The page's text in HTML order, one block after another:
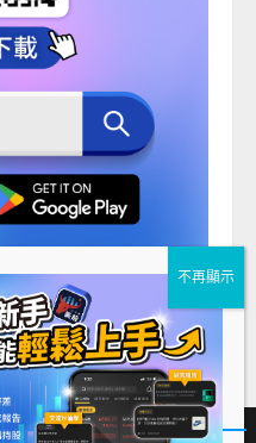
Instagram Twitter